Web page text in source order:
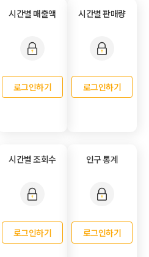
시간별 매출액
로그인하기
시간별 판매량
로그인하기
시간별 조회수
로그인하기
인구 통계
로그인하기